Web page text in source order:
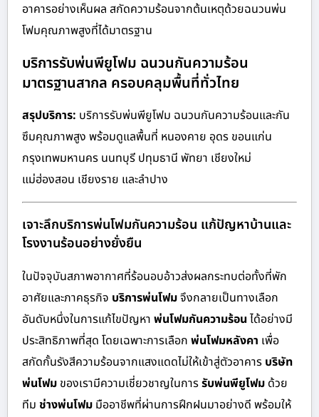
อาคารอย่างเห็นผล สกัดความร้อนจากต้นเหตุด้วยฉนวนพ่น
โฟมคุณภาพสูงที่ได้มาตรฐาน
บริการรับพ่นพียูโฟม ฉนวนกันความร้อน
มาตรฐานสากล ครอบคลุมพื้นที่ทั่วไทย
สรุปบริการ: บริการรับพ่นพียูโฟม ฉนวนกันความร้อนและกัน
ซึมคุณภาพสูง พร้อมดูแลพื้นที่ หนองคาย อุดร ขอนแก่น
กรุงเทพมหานคร นนทบุรี ปทุมธานี พัทยา เชียงใหม่
แม่ฮ่องสอน เชียงราย และลำปาง
เจาะลึกบริการพ่นโฟมกันความร้อน แก้ปัญหาบ้านและ
โรงงานร้อนอย่างยั่งยืน
ในปัจจุบันสภาพอากาศที่ร้อนอบอ้าวส่งผลกระทบต่อทั้งที่พัก
อาศัยและภาคธุรกิจ บริการพ่นโฟมจึงกลายเป็นทางเลือก
อันดับหนึ่งในการแก้ไขปัญหา พ่นโฟมกันความร้อน ได้อย่างมี
ประสิทธิภาพที่สุด โดยเฉพาะการเลือก พ่นโฟมหลังคา เพื่อ
สกัดกั้นรังสีความร้อนจากแสงแดดไม่ให้เข้าสู่ตัวอาคาร บริษัท
พ่นโฟม ของเรามีความเชี่ยวชาญในการรับพ่นพียูโฟม ด้วย
ทีม ช่างพ่นโฟม มืออาชีพที่ผ่านการฝึกฝนมาอย่างดี พร้อมให้